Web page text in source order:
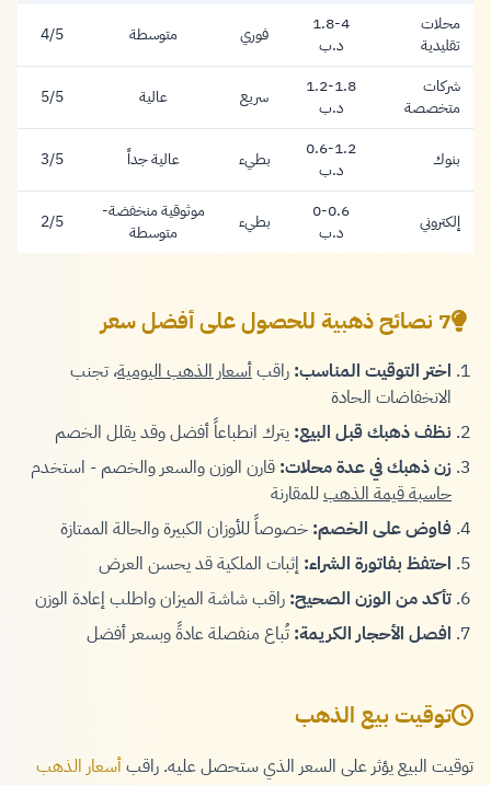
محلات
تقليدية
1.8-4 دينار
1.8-4
د.ب
فوري متوسطة 4/5
شركات
متخصصة
1.2-1.8 دينار
1.2-1.8
د.ب
سريع عالية 5/5
بنوك 0.6-1.2 دينار
0.6-1.2
د.ب
بطيء عالية جداً 3/5
إلكتروني 0-0.6 دينار
0-0.6
د.ب
بطيء
موثوقية منخفضة-
متوسطة
2/5
7 نصائح ذهبية للحصول على أفضل سعر
اختر التوقيت المناسب: راقبأسعار الذهب اليومية، تجنب
الانخفاضات الحادة
نظف ذهبك قبل البيع: يترك انطباعاً أفضل وقد يقلل الخصم
زن ذهبك في عدة محلات: قارن الوزن والسعر والخصم - استخدم
حاسبة قيمة الذهب للمقارنة
فاوض على الخصم: خصوصاً للأوزان الكبيرة والحالة الممتازة
احتفظ بفاتورة الشراء: إثبات الملكية قد يحسن العرض
تأكد من الوزن الصحيح: راقب شاشة الميزان واطلب إعادة الوزن
افصل الأحجار الكريمة: تُباع منفصلة عادةً وبسعر أفضل
توقيت بيع الذهب
توقيت البيع يؤثر على السعر الذي ستحصل عليه. راقبأسعار الذهب